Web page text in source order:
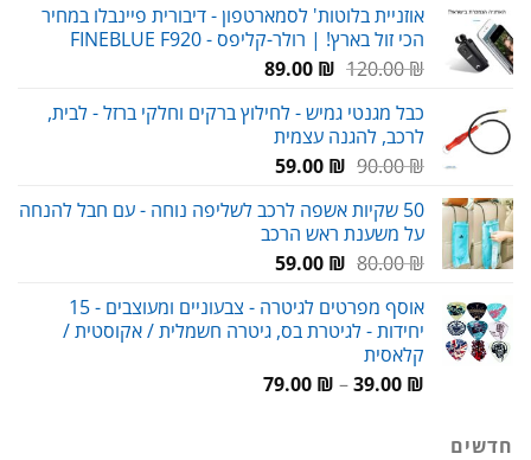
היה:
80.00 ₪.
הוא:
59.00 ₪.
אוזניית בלוטות' לסמארטפון - דיבורית פיינבלו במחיר
הכי זול בארץ! | רולר-קליפס - FINEBLUE F920
120.00₪
המחיר
היה:
120.00 ₪.
89.00 ₪
המחיר
הוא:
כבל מגנטי גמיש - לחילוץ ברקים וחלקי ברזל - לבית,
לרכב, להגנה עצמית
90.00₪
המחיר
היה:
90.00 ₪.
59.00 ₪
המחיר
הוא:
59.00 ₪.
50 שקיות אשפה לרכב לשליפה נוחה - עם חבל להנחה
על משענת ראש הרכב
80.00₪
המחיר
היה:
80.00 ₪.
59.00 ₪
המחיר
הוא:
59.00 ₪.
אוסף מפרטים לגיטרה - צבעוניים ומעוצבים - 15
יחידות - לגיטרת בס, גיטרה חשמלית / אקוסטית /
קלאסית
39.00 ₪
–
79.00 ₪
טווח
חדשים